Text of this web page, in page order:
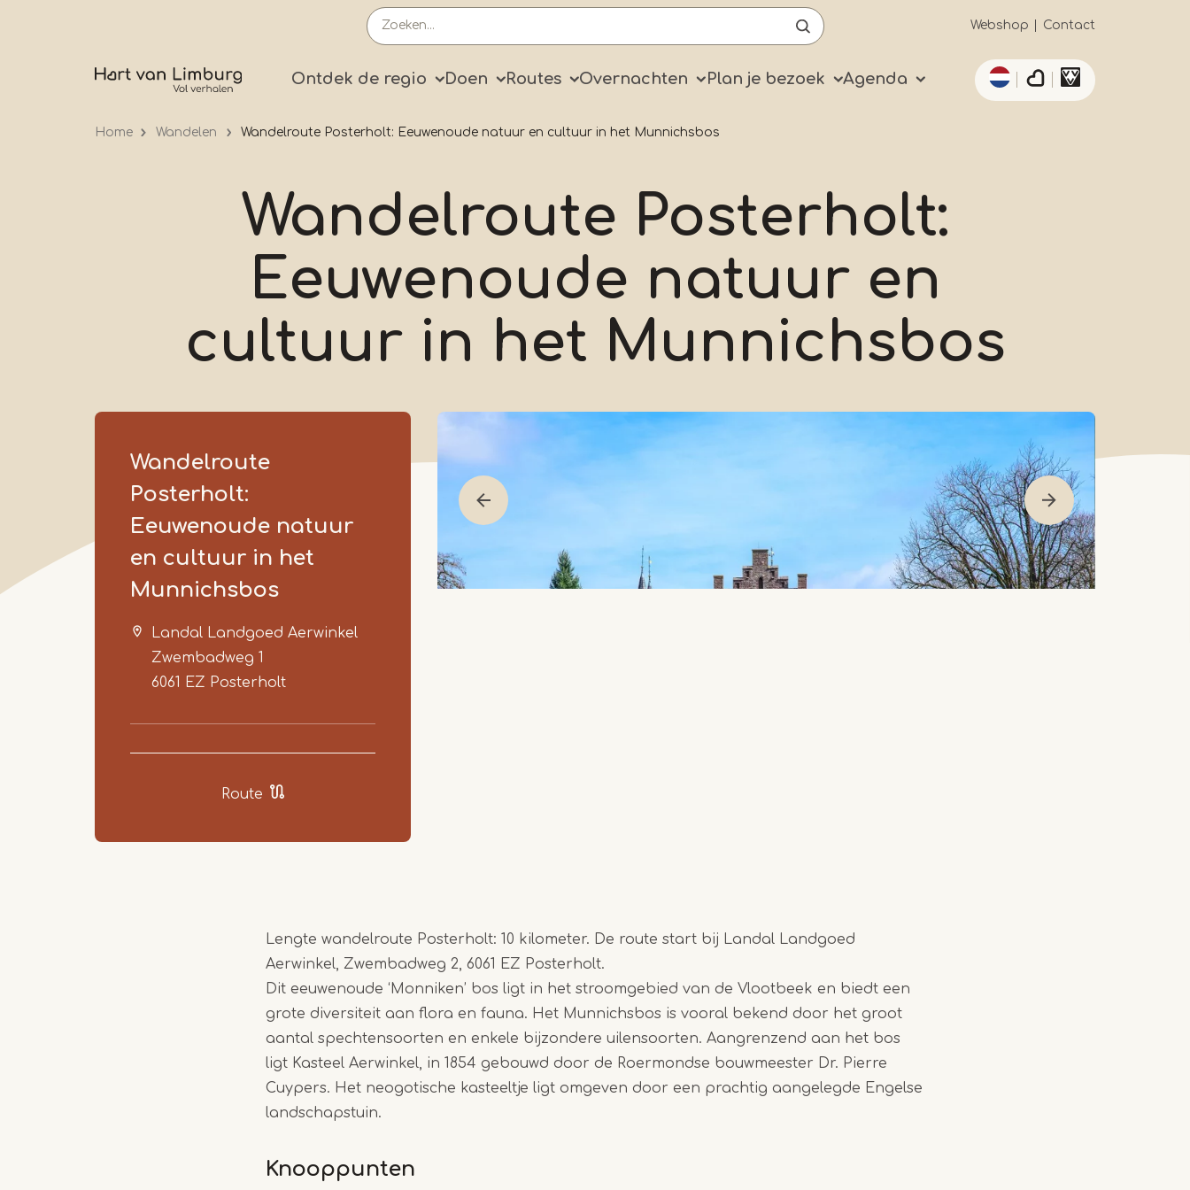
Secundaïre
navigatie
Webshop Contact
Primary
Ontdek de regio Doen Routes Overnachten Plan je bezoek Agenda
Aanvullende acties
Home Wandelen Wandelroute Posterholt: Eeuwenoude natuur en cultuur in het Munnichsbos
Wandelroute Posterholt:
Eeuwenoude natuur en
cultuur in het Munnichsbos
Wandelroute
Posterholt:
Eeuwenoude natuur
en cultuur in het
Munnichsbos
Landal Landgoed Aerwinkel
Zwembadweg 1
6061 EZ Posterholt
Route
1
of
4
Lengte wandelroute Posterholt: 10 kilometer. De route start bij Landal Landgoed
Aerwinkel, Zwembadweg 2, 6061 EZ Posterholt.
Dit eeuwenoude ‘Monniken’ bos ligt in het stroomgebied van de Vlootbeek en biedt een
grote diversiteit aan flora en fauna. Het Munnichsbos is vooral bekend door het groot
aantal spechtensoorten en enkele bijzondere uilensoorten. Aangrenzend aan het bos
ligt Kasteel Aerwinkel, in 1854 gebouwd door de Roermondse bouwmeester Dr. Pierre
Cuypers. Het neogotische kasteeltje ligt omgeven door een prachtig aangelegde Engelse
landschapstuin.
Knooppunten